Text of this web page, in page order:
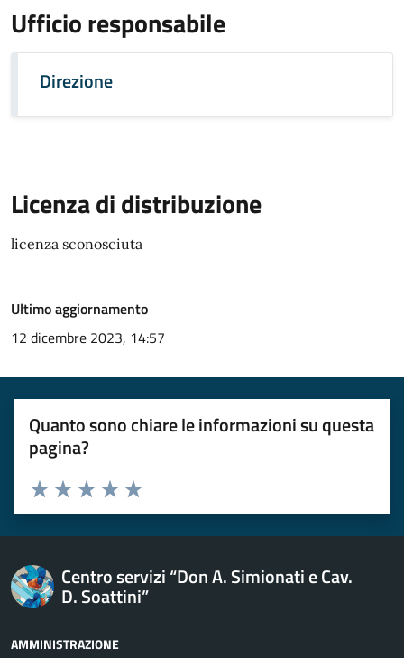
Ufficio responsabile
Direzione
Licenza di distribuzione
licenza sconosciuta
Ultimo aggiornamento
12 dicembre 2023, 14:57
Quanto sono chiare le informazioni su questa
pagina?
Esprimi una valutazione
Valuta 5 stelle su 5
Valuta 4 stelle su 5
Valuta 3 stelle su 5
Valuta 2 stelle su 5
Valuta 1 stelle su 5
Centro servizi “Don A. Simionati e Cav.
D. Soattini”
AMMINISTRAZIONE